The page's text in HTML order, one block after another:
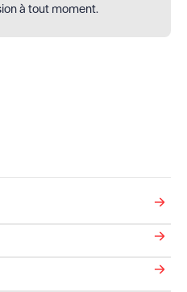
à tout moment.